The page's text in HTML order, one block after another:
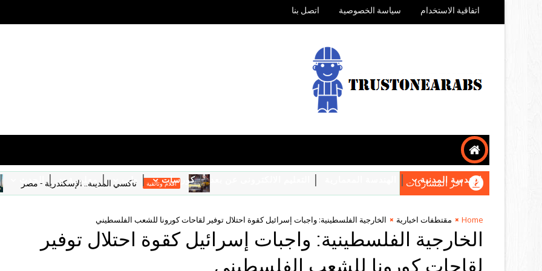
اتفاقية الاستخدام سياسة الخصوصية اتصل بنا
الهندسة المدنية كورسات طب معلومة اخر المشاركات افلام وثائقية تاكسي المدينة.. الإسكندرية - مصر
Home مقتطفات اخبارية الخارجية الفلسطينية: واجبات إسرائيل كقوة احتلال توفير لقاحات كورونا للشعب الفلسطيني
الخارجية الفلسطينية: واجبات إسرائيل كقوة احتلال توفير